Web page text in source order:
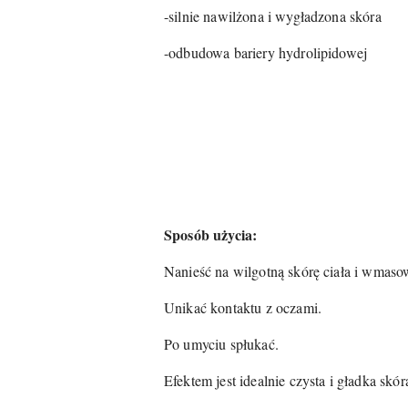
-silnie nawilżona i wygładzona skóra
-odbudowa bariery hydrolipidowej
Sposób użycia:
Nanieść na wilgotną skórę ciała i
Unikać kontaktu z oczami.
Po umyciu spłukać.
Efektem jest idealnie czysta i gładka